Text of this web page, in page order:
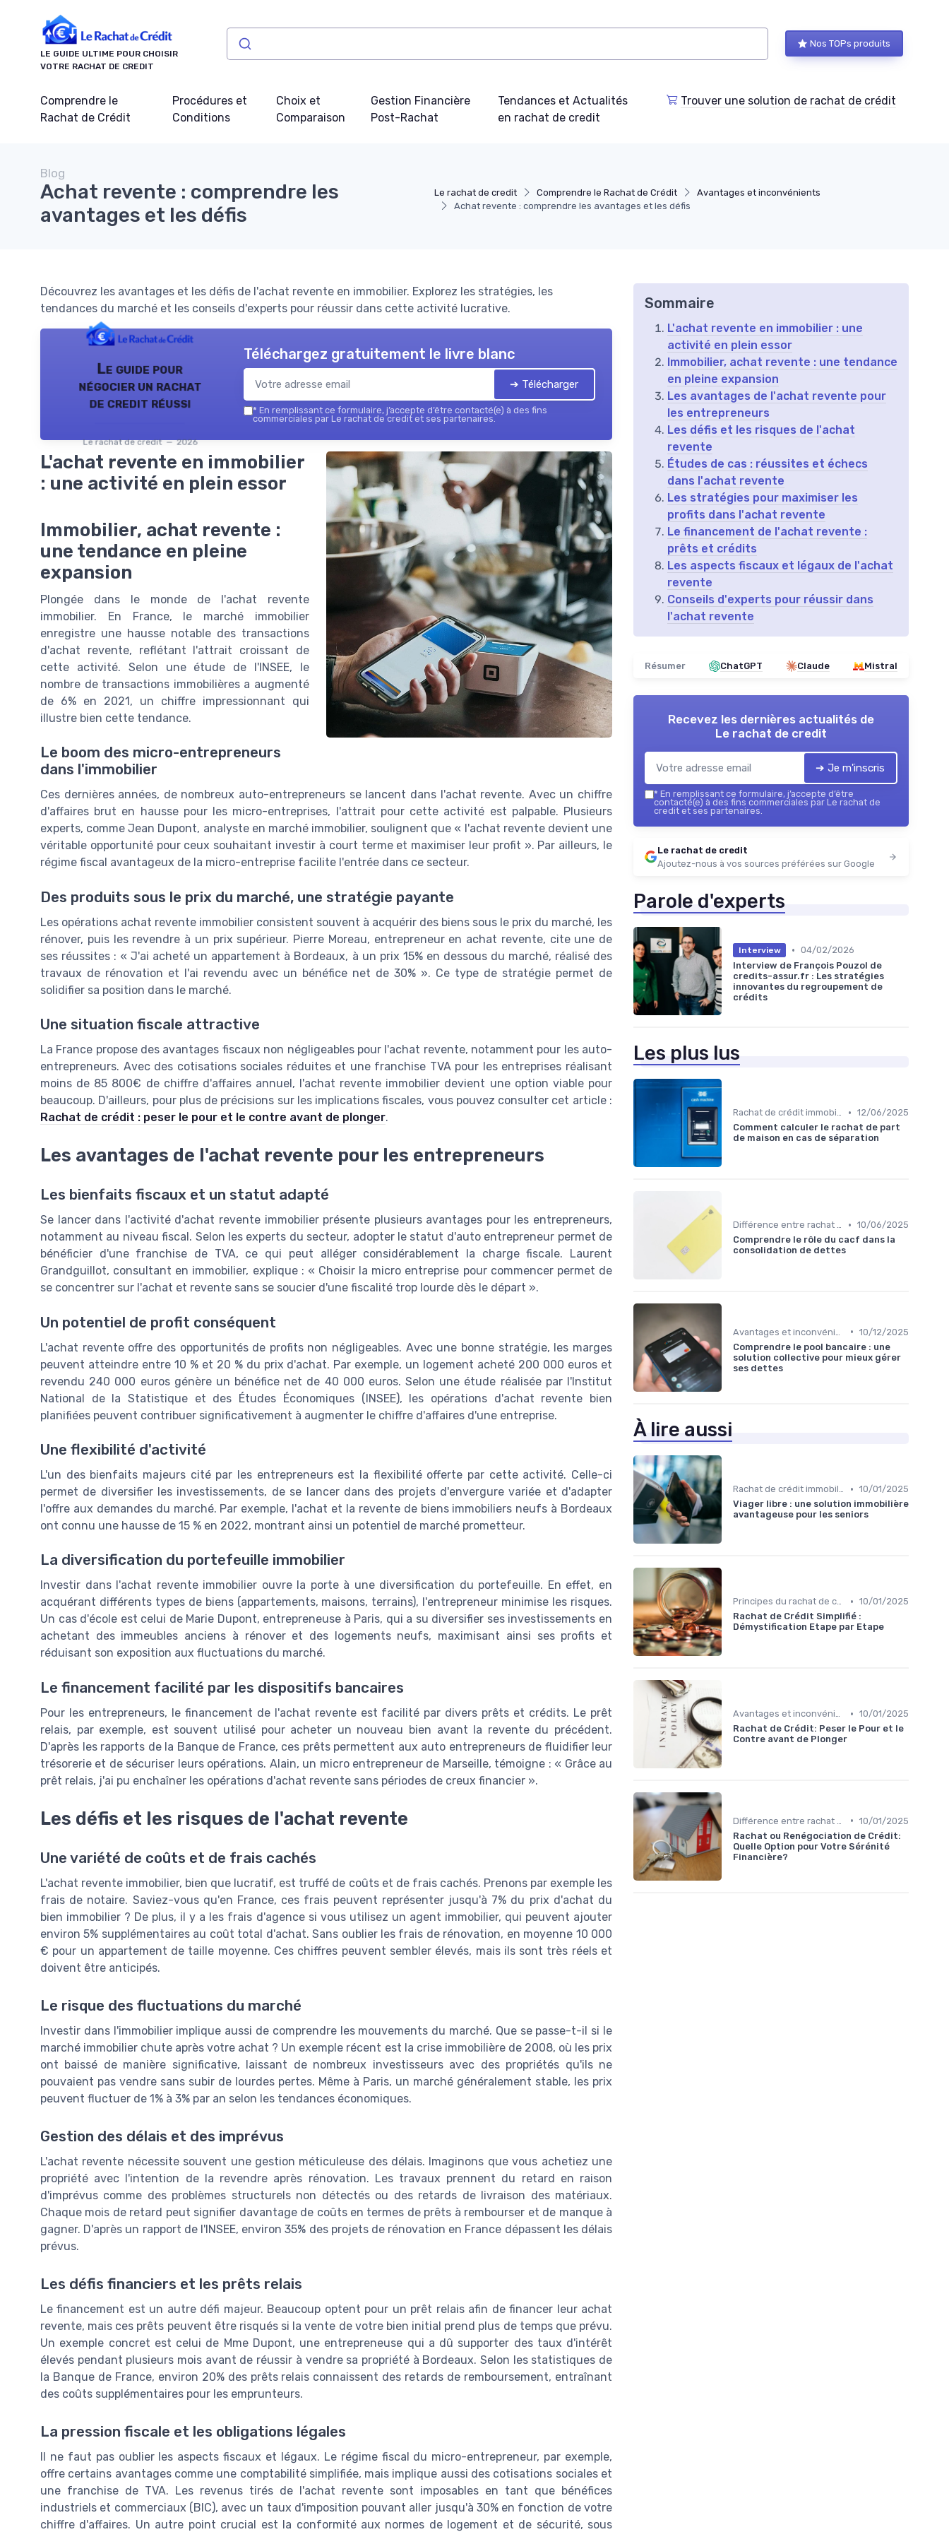
LE GUIDE ULTIME POUR CHOISIR
VOTRE RACHAT DE CREDIT
Nos TOPs produits
Comprendre le
Rachat de Crédit
Procédures et
Conditions
Choix et
Comparaison
Gestion Financière
Post-Rachat
Tendances et Actualités
en rachat de credit
Trouver une solution de rachat de crédit
Le rachat de credit Comprendre le Rachat de Crédit
Avantages et inconvénients
Achat revente : comprendre les avantages et les défis
Blog
Achat revente : comprendre les
avantages et les défis
Découvrez les avantages et les défis de l'achat revente en immobilier. Explorez les stratégies, les
tendances du marché et les conseils d'experts pour réussir dans cette activité lucrative.
Le guide pour
négocier un rachat
de credit réussi
Le rachat de credit — 2026
Téléchargez gratuitement le livre blanc
➔ Télécharger
* En remplissant ce formulaire, j’accepte d’être contacté(e) à des fins
commerciales par Le rachat de credit et ses partenaires.
L'achat revente en immobilier
: une activité en plein essor
Immobilier, achat revente :
une tendance en pleine
expansion
Plongée dans le monde de l'achat revente
immobilier. En France, le marché immobilier
enregistre une hausse notable des transactions
d'achat revente, reflétant l'attrait croissant de
cette activité. Selon une étude de l'INSEE, le
nombre de transactions immobilières a augmenté
de 6% en 2021, un chiffre impressionnant qui
illustre bien cette tendance.
Le boom des micro-entrepreneurs
dans l'immobilier
Ces dernières années, de nombreux auto-entrepreneurs se lancent dans l'achat revente. Avec un chiffre
d'affaires brut en hausse pour les micro-entreprises, l'attrait pour cette activité est palpable. Plusieurs
experts, comme Jean Dupont, analyste en marché immobilier, soulignent que « l'achat revente devient une
véritable opportunité pour ceux souhaitant investir à court terme et maximiser leur profit ». Par ailleurs, le
régime fiscal avantageux de la micro-entreprise facilite l'entrée dans ce secteur.
Des produits sous le prix du marché, une stratégie payante
Les opérations achat revente immobilier consistent souvent à acquérir des biens sous le prix du marché, les
rénover, puis les revendre à un prix supérieur. Pierre Moreau, entrepreneur en achat revente, cite une de
ses réussites : « J'ai acheté un appartement à Bordeaux, à un prix 15% en dessous du marché, réalisé des
travaux de rénovation et l'ai revendu avec un bénéfice net de 30% ». Ce type de stratégie permet de
solidifier sa position dans le marché.
Une situation fiscale attractive
La France propose des avantages fiscaux non négligeables pour l'achat revente, notamment pour les auto-
entrepreneurs. Avec des cotisations sociales réduites et une franchise TVA pour les entreprises réalisant
moins de 85 800€ de chiffre d'affaires annuel, l'achat revente immobilier devient une option viable pour
beaucoup. D'ailleurs, pour plus de précisions sur les implications fiscales, vous pouvez consulter cet article :
Rachat de crédit : peser le pour et le contre avant de plonger.
Les avantages de l'achat revente pour les entrepreneurs
Les bienfaits fiscaux et un statut adapté
Se lancer dans l'activité d'achat revente immobilier présente plusieurs avantages pour les entrepreneurs,
notamment au niveau fiscal. Selon les experts du secteur, adopter le statut d'auto entrepreneur permet de
bénéficier d'une franchise de TVA, ce qui peut alléger considérablement la charge fiscale. Laurent
Grandguillot, consultant en immobilier, explique : « Choisir la micro entreprise pour commencer permet de
se concentrer sur l'achat et revente sans se soucier d'une fiscalité trop lourde dès le départ ».
Un potentiel de profit conséquent
L'achat revente offre des opportunités de profits non négligeables. Avec une bonne stratégie, les marges
peuvent atteindre entre 10 % et 20 % du prix d'achat. Par exemple, un logement acheté 200 000 euros et
revendu 240 000 euros génère un bénéfice net de 40 000 euros. Selon une étude réalisée par l'Institut
National de la Statistique et des Études Économiques (INSEE), les opérations d'achat revente bien
planifiées peuvent contribuer significativement à augmenter le chiffre d'affaires d'une entreprise.
Une flexibilité d'activité
L'un des bienfaits majeurs cité par les entrepreneurs est la flexibilité offerte par cette activité. Celle-ci
permet de diversifier les investissements, de se lancer dans des projets d'envergure variée et d'adapter
l'offre aux demandes du marché. Par exemple, l'achat et la revente de biens immobiliers neufs à Bordeaux
ont connu une hausse de 15 % en 2022, montrant ainsi un potentiel de marché prometteur.
La diversification du portefeuille immobilier
Investir dans l'achat revente immobilier ouvre la porte à une diversification du portefeuille. En effet, en
acquérant différents types de biens (appartements, maisons, terrains), l'entrepreneur minimise les risques.
Un cas d'école est celui de Marie Dupont, entrepreneuse à Paris, qui a su diversifier ses investissements en
achetant des immeubles anciens à rénover et des logements neufs, maximisant ainsi ses profits et
réduisant son exposition aux fluctuations du marché.
Le financement facilité par les dispositifs bancaires
Pour les entrepreneurs, le financement de l'achat revente est facilité par divers prêts et crédits. Le prêt
relais, par exemple, est souvent utilisé pour acheter un nouveau bien avant la revente du précédent.
D'après les rapports de la Banque de France, ces prêts permettent aux auto entrepreneurs de fluidifier leur
trésorerie et de sécuriser leurs opérations. Alain, un micro entrepreneur de Marseille, témoigne : « Grâce au
prêt relais, j'ai pu enchaîner les opérations d'achat revente sans périodes de creux financier ».
Les défis et les risques de l'achat revente
Une variété de coûts et de frais cachés
L'achat revente immobilier, bien que lucratif, est truffé de coûts et de frais cachés. Prenons par exemple les
frais de notaire. Saviez-vous qu'en France, ces frais peuvent représenter jusqu'à 7% du prix d'achat du
bien immobilier ? De plus, il y a les frais d'agence si vous utilisez un agent immobilier, qui peuvent ajouter
environ 5% supplémentaires au coût total d'achat. Sans oublier les frais de rénovation, en moyenne 10 000
€ pour un appartement de taille moyenne. Ces chiffres peuvent sembler élevés, mais ils sont très réels et
doivent être anticipés.
Le risque des fluctuations du marché
Investir dans l'immobilier implique aussi de comprendre les mouvements du marché. Que se passe-t-il si le
marché immobilier chute après votre achat ? Un exemple récent est la crise immobilière de 2008, où les prix
ont baissé de manière significative, laissant de nombreux investisseurs avec des propriétés qu'ils ne
pouvaient pas vendre sans subir de lourdes pertes. Même à Paris, un marché généralement stable, les prix
peuvent fluctuer de 1% à 3% par an selon les tendances économiques.
Gestion des délais et des imprévus
L'achat revente nécessite souvent une gestion méticuleuse des délais. Imaginons que vous achetiez une
propriété avec l'intention de la revendre après rénovation. Les travaux prennent du retard en raison
d'imprévus comme des problèmes structurels non détectés ou des retards de livraison des matériaux.
Chaque mois de retard peut signifier davantage de coûts en termes de prêts à rembourser et de manque à
gagner. D'après un rapport de l'INSEE, environ 35% des projets de rénovation en France dépassent les délais
prévus.
Les défis financiers et les prêts relais
Le financement est un autre défi majeur. Beaucoup optent pour un prêt relais afin de financer leur achat
revente, mais ces prêts peuvent être risqués si la vente de votre bien initial prend plus de temps que prévu.
Un exemple concret est celui de Mme Dupont, une entrepreneuse qui a dû supporter des taux d'intérêt
élevés pendant plusieurs mois avant de réussir à vendre sa propriété à Bordeaux. Selon les statistiques de
la Banque de France, environ 20% des prêts relais connaissent des retards de remboursement, entraînant
des coûts supplémentaires pour les emprunteurs.
La pression fiscale et les obligations légales
Il ne faut pas oublier les aspects fiscaux et légaux. Le régime fiscal du micro-entrepreneur, par exemple,
offre certains avantages comme une comptabilité simplifiée, mais implique aussi des cotisations sociales et
une franchise de TVA. Les revenus tirés de l'achat revente sont imposables en tant que bénéfices
industriels et commerciaux (BIC), avec un taux d'imposition pouvant aller jusqu'à 30% en fonction de votre
chiffre d'affaires. Un autre point crucial est la conformité aux normes de logement et de sécurité, sous
Sommaire
L'achat revente en immobilier : une
activité en plein essor
Immobilier, achat revente : une tendance
en pleine expansion
Les avantages de l'achat revente pour
les entrepreneurs
Les défis et les risques de l'achat
revente
Études de cas : réussites et échecs
dans l'achat revente
Les stratégies pour maximiser les
profits dans l'achat revente
Le financement de l'achat revente :
prêts et crédits
Les aspects fiscaux et légaux de l'achat
revente
Conseils d'experts pour réussir dans
l'achat revente
Résumer ChatGPT Claude Mistral
Recevez les dernières actualités de
Le rachat de credit
➔ Je m'inscris
* En remplissant ce formulaire, j’accepte d’être
contacté(e) à des fins commerciales par Le rachat de
credit et ses partenaires.
Le rachat de credit
Ajoutez-nous à vos sources préférées sur Google
Parole d'experts
Interview • 04/02/2026
Interview de François Pouzol de
credits-assur.fr : Les stratégies
innovantes du regroupement de
crédits
Les plus lus
Rachat de crédit immobilier • 12/06/2025
Comment calculer le rachat de part
de maison en cas de séparation
Différence entre rachat et renégociation • 10/06/2025
Comprendre le rôle du cacf dans la
consolidation de dettes
• 10/12/2025
Comprendre le pool bancaire : une
solution collective pour mieux gérer
ses dettes
À lire aussi
Rachat de crédit immobilier • 10/01/2025
Viager libre : une solution immobilière
avantageuse pour les seniors
Principes du rachat de crédit • 10/01/2025
Rachat de Crédit Simplifié :
Démystification Etape par Etape
Avantages et inconvénients • 10/01/2025
Rachat de Crédit: Peser le Pour et le
Contre avant de Plonger
• 10/01/2025
Rachat ou Renégociation de Crédit:
Quelle Option pour Votre Sérénité
Financière?